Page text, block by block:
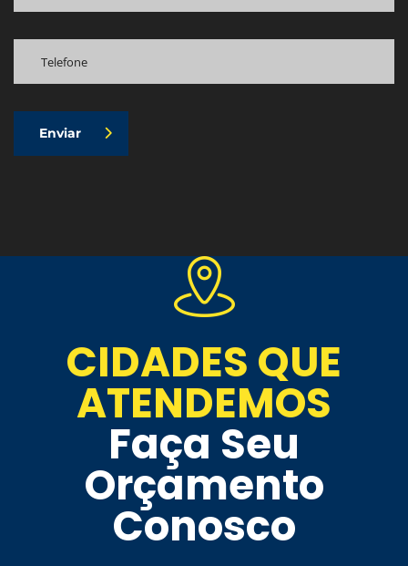
Enviar
CIDADES QUE
ATENDEMOS
Faça Seu
Orçamento
Conosco